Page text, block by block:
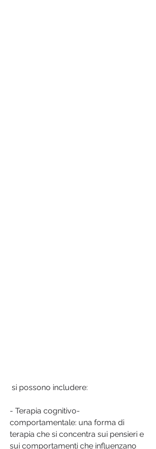
si possono includere:
- Terapia cognitivo-
comportamentale: una forma di
terapia che si concentra sui pensieri e
sui comportamenti che influenzano